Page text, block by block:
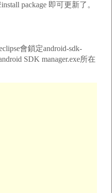
package 即可更新了。
會鎖定android-sdk-
SDK manager.exe所在